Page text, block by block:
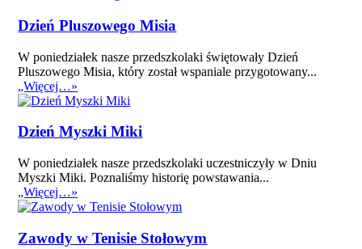
Dzień Pluszowego Misia
W poniedziałek nasze przedszkolaki świętowały Dzień
Pluszowego Misia, który został wspaniale przygotowany...
„Więcej…»
Dzień Myszki Miki
W poniedziałek nasze przedszkolaki uczestniczyły w Dniu
Myszki Miki. Poznaliśmy historię powstawania...
„Więcej…»
Zawody w Tenisie Stołowym